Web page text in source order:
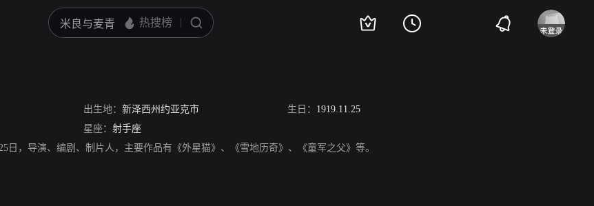
出生地： 新泽西州约亚克市 生日： 1919.11.25
星座： 射手座
日，导演、编剧、制片人，主要作品有《外星猫》、《雪地历奇》、《童军之父》等。